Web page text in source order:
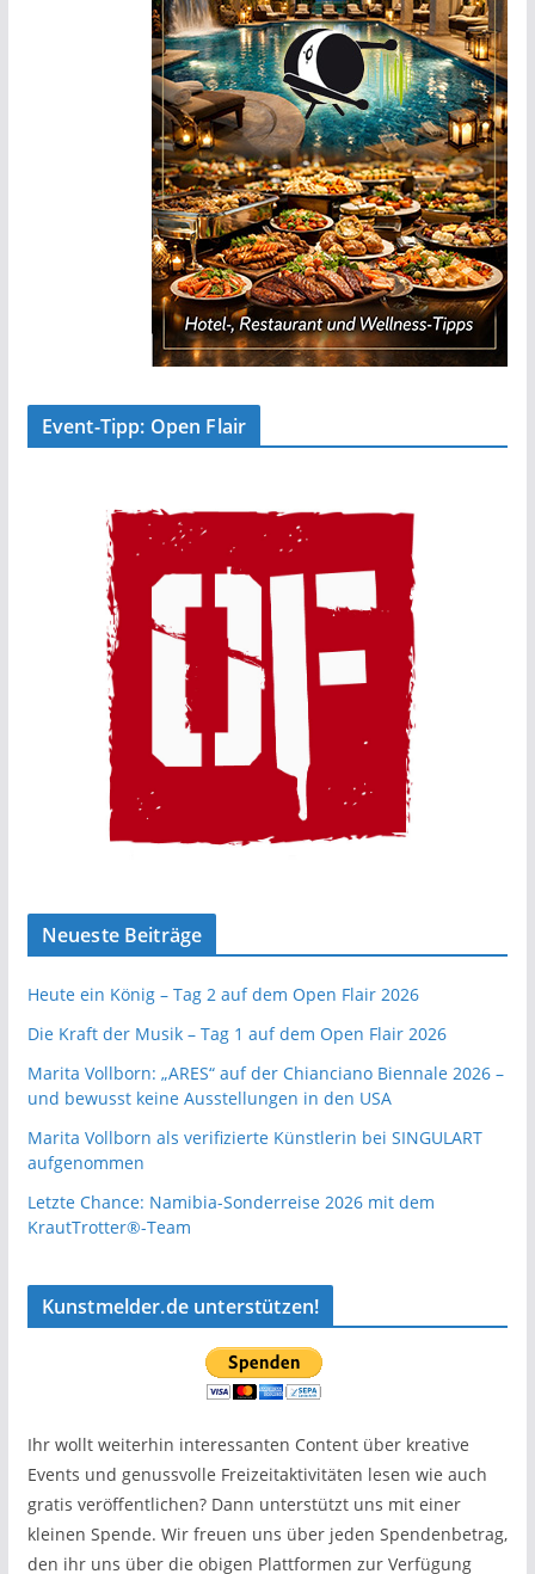
Event-Tipp: Open Flair
Neueste Beiträge
Heute ein König – Tag 2 auf dem Open Flair 2026
Die Kraft der Musik – Tag 1 auf dem Open Flair 2026
Marita Vollborn: „ARES“ auf der Chianciano Biennale 2026 –
und bewusst keine Ausstellungen in den USA
Marita Vollborn als verifizierte Künstlerin bei SINGULART
aufgenommen
Letzte Chance: Namibia-Sonderreise 2026 mit dem
KrautTrotter®-Team
Kunstmelder.de unterstützen!
Ihr wollt weiterhin interessanten Content über kreative
Events und genussvolle Freizeitaktivitäten lesen wie auch
gratis veröffentlichen? Dann unterstützt uns mit einer
kleinen Spende. Wir freuen uns über jeden Spendenbetrag,
den ihr uns über die obigen Plattformen zur Verfügung